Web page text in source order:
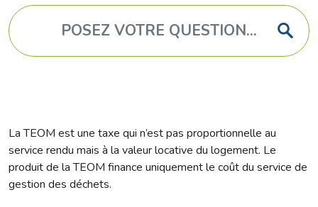
La TEOM est une taxe qui n’est pas proportionnelle au
service rendu mais à la valeur locative du logement. Le
produit de la TEOM finance uniquement le coût du service de
gestion des déchets.